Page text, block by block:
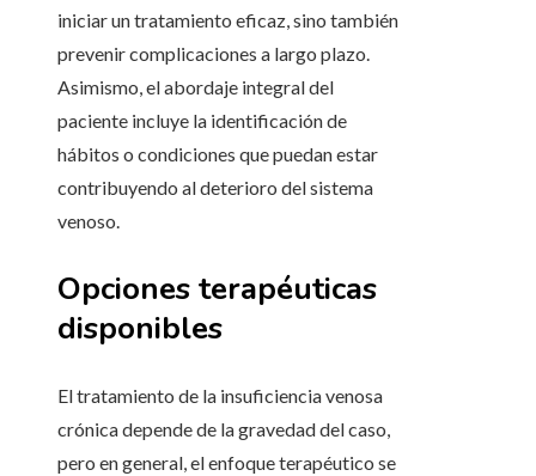
iniciar un tratamiento eficaz, sino también
prevenir complicaciones a largo plazo.
Asimismo, el abordaje integral del
paciente incluye la identificación de
hábitos o condiciones que puedan estar
contribuyendo al deterioro del sistema
venoso.
Opciones terapéuticas
disponibles
El tratamiento de la insuficiencia venosa
crónica depende de la gravedad del caso,
pero en general, el enfoque terapéutico se